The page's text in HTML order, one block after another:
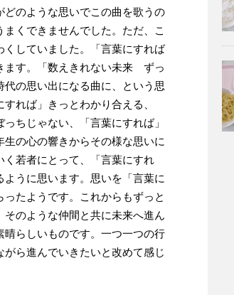
のような思いでこの曲を歌うの
くできませんでした。ただ、こ
していました。「言葉にすれば
ます。「数えきれない未来 ずっ
の思い出になる曲に、という思
れば」きっとわかり合える、
ちじゃない、「言葉にすれば」
の心の響きからその様な思いに
若者にとって、「言葉にすれ
うに思います。思いを「言葉に
たようです。これからもずっと
のような仲間と共に未来へ進ん
らしいものです。一つ一つの行
ら進んでいきたいと改めて感じ